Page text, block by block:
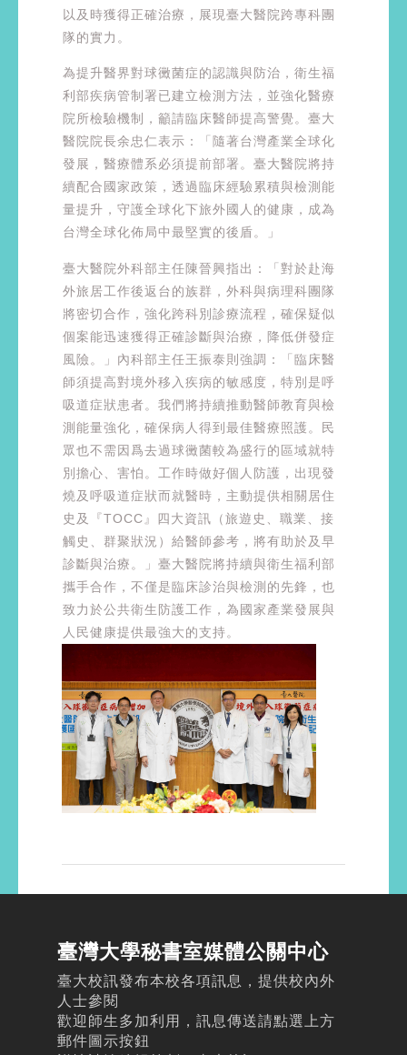
以及時獲得正確治療，展現臺大醫院跨專科團
隊的實力。
為提升醫界對球黴菌症的認識與防治，衛生福
利部疾病管制署已建立檢測方法，並強化醫療
院所檢驗機制，籲請臨床醫師提高警覺。臺大
醫院院長余忠仁表示：「隨著台灣產業全球化
發展，醫療體系必須提前部署。臺大醫院將持
續配合國家政策，透過臨床經驗累積與檢測能
量提升，守護全球化下旅外國人的健康，成為
台灣全球化佈局中最堅實的後盾。」
臺大醫院外科部主任陳晉興指出：「對於赴海
外旅居工作後返台的族群，外科與病理科團隊
將密切合作，強化跨科別診療流程，確保疑似
個案能迅速獲得正確診斷與治療，降低併發症
風險。」內科部主任王振泰則強調：「臨床醫
師須提高對境外移入疾病的敏感度，特別是呼
吸道症狀患者。我們將持續推動醫師教育與檢
測能量強化，確保病人得到最佳醫療照護。民
眾也不需因爲去過球黴菌較為盛行的區域就特
別擔心、害怕。工作時做好個人防護，出現發
燒及呼吸道症狀而就醫時，主動提供相關居住
史及『TOCC』四大資訊（旅遊史、職業、接
觸史、群聚狀況）給醫師參考，將有助於及早
診斷與治療。」臺大醫院將持續與衛生福利部
攜手合作，不僅是臨床診治與檢測的先鋒，也
致力於公共衛生防護工作，為國家產業發展與
人民健康提供最強大的支持。
臺灣大學秘書室媒體公關中心
臺大校訊發布本校各項訊息，提供校內外
人士參閱
歡迎師生多加利用，訊息傳送請點選上方
郵件圖示按鈕